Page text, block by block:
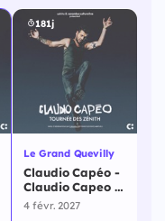
181j
Le Grand Quevilly
Claudio Capéo -
Claudio Capeo -
Le Grand
4 févr. 2027